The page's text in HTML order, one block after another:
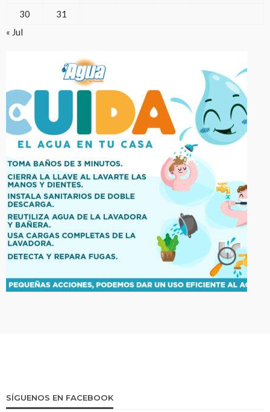
30
31
« Jul
SÍGUENOS EN FACEBOOK